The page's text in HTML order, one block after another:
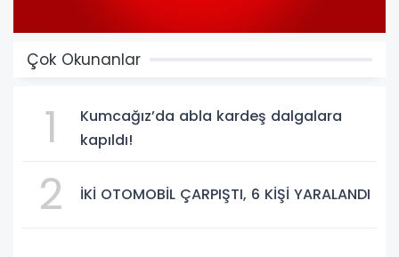
Çok Okunanlar
1
Kumcağız’da abla kardeş dalgalara
kapıldı!
2 İKİ OTOMOBİL ÇARPIŞTI, 6 KİŞİ YARALANDI